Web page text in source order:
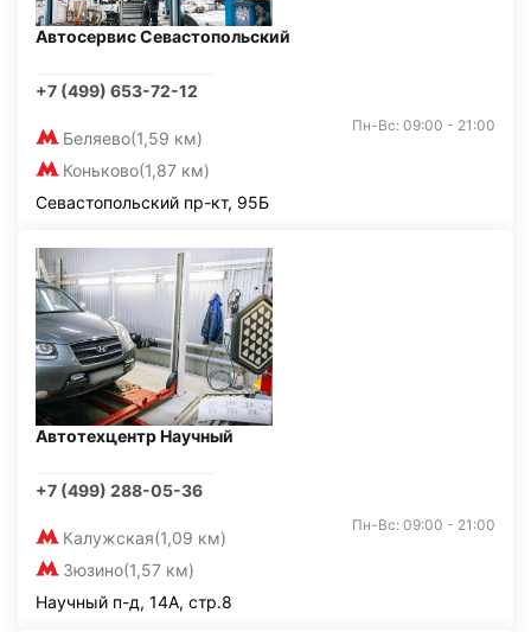
Автосервис Севастопольский
+7 (499) 653-72-12
Беляево(1,59 км)
Коньково(1,87 км)
Пн-Вс: 09:00 - 21:00
Севастопольский пр-кт, 95Б
Автотехцентр Научный
+7 (499) 288-05-36
Калужская(1,09 км)
Зюзино(1,57 км)
Пн-Вс: 09:00 - 21:00
Научный п-д, 14А, стр.8